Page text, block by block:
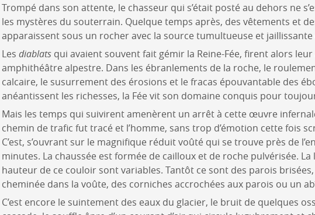
Trompé dans son attente, le chasseur qui s’était posté au dehors ne
les mystères du souterrain. Quelque temps après, des vêtements et
apparaissent sous un rocher avec la source tumultueuse et jaillissante
Les diablats qui avaient souvent fait gémir la Reine-Fée, firent alors
amphithéâtre alpestre. Dans les ébranlements de la roche, le
calcaire, le susurrement des érosions et le fracas épouvantable des
anéantissent les richesses, la Fée vit son domaine conquis pour
Mais les temps qui suivirent amenèrent un arrêt à cette œuvre
chemin de trafic fut tracé et l’homme, sans trop d’émotion cette fois
C’est, s’ouvrant sur le magnifique réduit voûté qui se trouve près de
minutes. La chaussée est formée de cailloux et de roche pulvérisée.
hauteur de ce couloir sont variables. Tantôt ce sont des parois
cheminée dans la voûte, des corniches accrochées aux parois ou un
C’est encore le suintement des eaux du glacier, le bruit de quelques